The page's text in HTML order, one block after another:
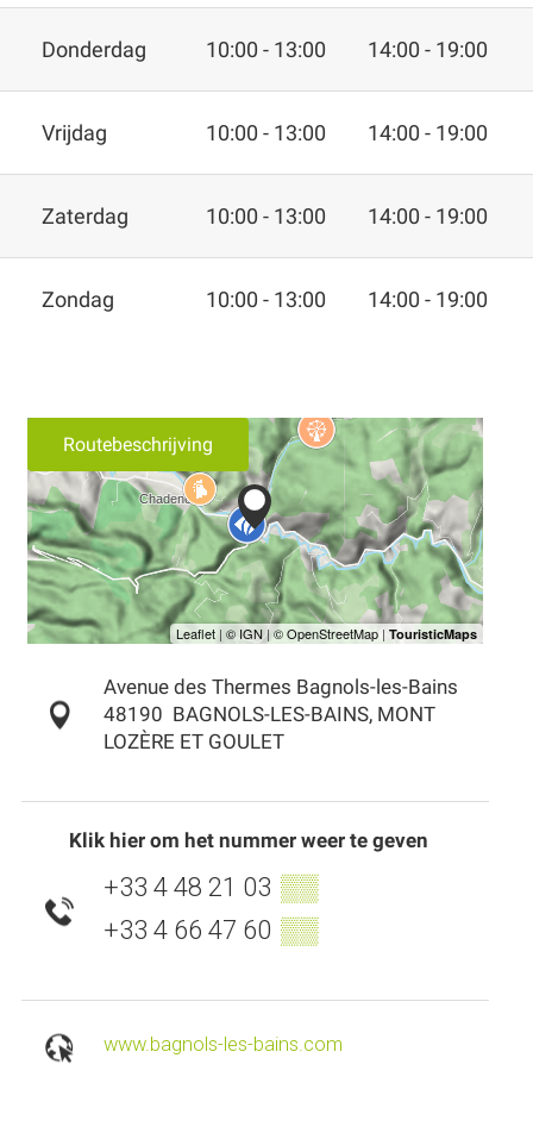
Donderdag 10:00 - 13:00 14:00 - 19:00
Vrijdag 10:00 - 13:00 14:00 - 19:00
Zaterdag 10:00 - 13:00 14:00 - 19:00
Zondag 10:00 - 13:00 14:00 - 19:00
Routebeschrijving
Avenue des Thermes Bagnols-les-Bains
48190
BAGNOLS-LES-BAINS, MONT
LOZÈRE ET GOULET
Klik hier om het nummer weer te geven
+33 4 48 21 03 ▒▒
+33 4 66 47 60 ▒▒
www.bagnols-les-bains.com